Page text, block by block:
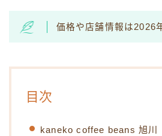
価格や店舗情報は2026
目次
kaneko coffee beans 旭川